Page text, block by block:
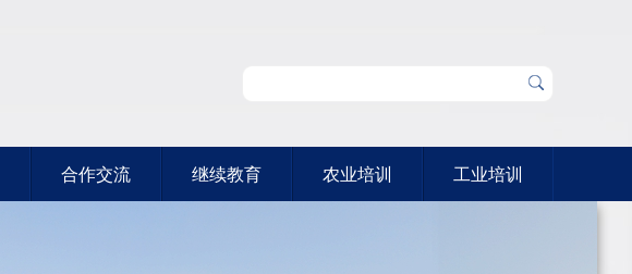
合作交流 继续教育 农业培训 工业培训